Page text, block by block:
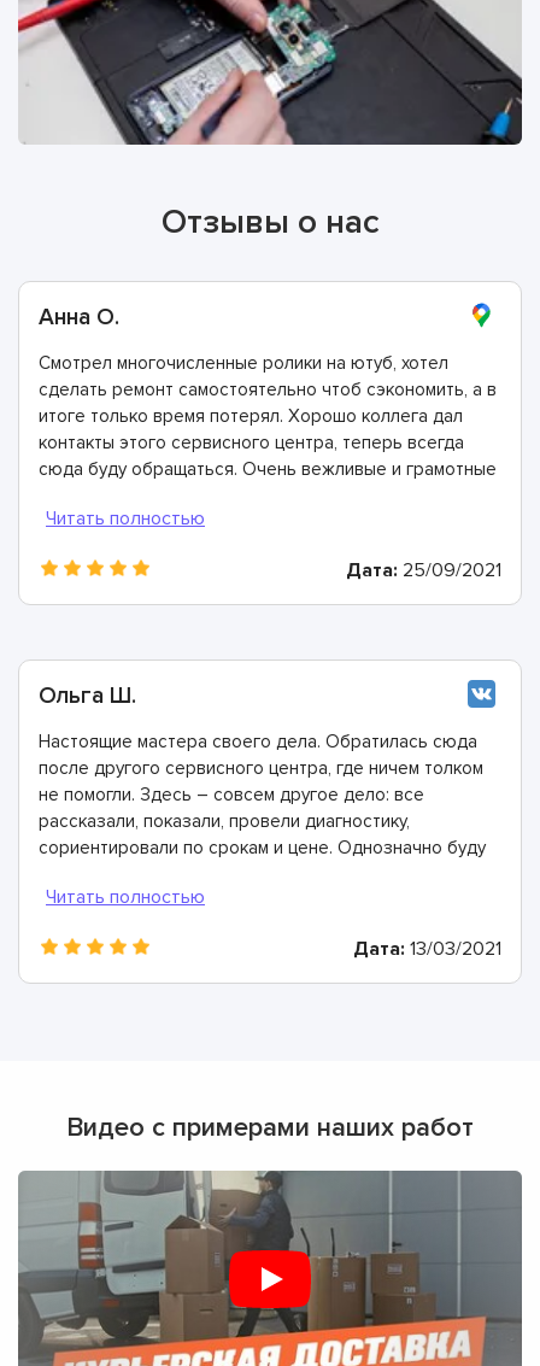
Отзывы о нас
Анна О.
Смотрел многочисленные ролики на ютуб, хотел
сделать ремонт самостоятельно чтоб сэкономить, а в
итоге только время потерял. Хорошо коллега дал
контакты этого сервисного центра, теперь всегда
сюда буду обращаться. Очень вежливые и грамотные
гарантию.
Дата: 25/09/2021
Ольга Ш.
Настоящие мастера своего дела. Обратилась сюда
после другого сервисного центра, где ничем толком
не помогли. Здесь – совсем другое дело: все
рассказали, показали, провели диагностику,
сориентировали по срокам и цене. Однозначно буду
Дата: 13/03/2021
Видео с примерами наших работ